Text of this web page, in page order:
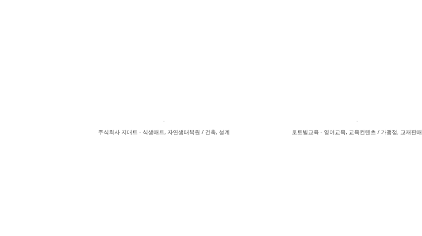
주식회사 지매트 - 식생매트, 자연생태복원 / 건축, 설계 토토빌교육 - 영어교육, 교육컨텐츠 / 가맹점, 교재판매